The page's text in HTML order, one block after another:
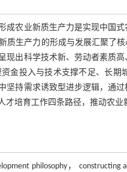
成农业新质生产力是实现中国
生产力的形成与发展汇聚了
现出科学技术新、劳动者素质
金投入与技术支撑不足、长
坚持需求诱致型进步逻辑，通
培育工作四条路径，推动农业
philosophy，